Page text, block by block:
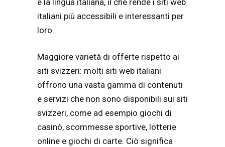
italiani più accessibili e interessanti per
loro.
Maggiore varietà di offerte rispetto ai
siti svizzeri: molti siti web italiani
offrono una vasta gamma di contenuti
e servizi che non sono disponibili sui siti
svizzeri, come ad esempio giochi di
casinò, scommesse sportive, lotterie
online e giochi di carte. Ciò significa